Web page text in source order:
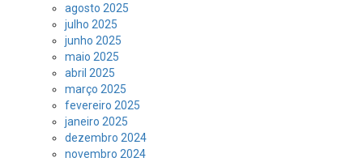
agosto 2025
julho 2025
junho 2025
maio 2025
abril 2025
março 2025
fevereiro 2025
janeiro 2025
dezembro 2024
novembro 2024